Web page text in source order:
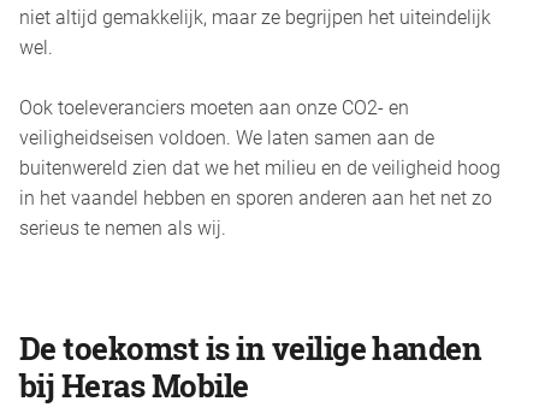
niet altijd gemakkelijk, maar ze begrijpen het uiteindelijk
wel.
Ook toeleveranciers moeten aan onze CO2- en
veiligheidseisen voldoen. We laten samen aan de
buitenwereld zien dat we het milieu en de veiligheid hoog
in het vaandel hebben en sporen anderen aan het net zo
serieus te nemen als wij.
De toekomst is in veilige handen
bij Heras Mobile